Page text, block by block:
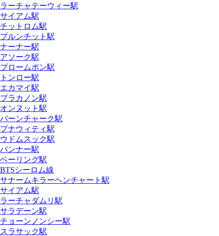
ラーチャテーウィー駅
サイアム駅
チットロム駅
プルンチット駅
ナーナー駅
アソーク駅
プロームポン駅
トンロー駅
エカマイ駅
プラカノン駅
オンヌット駅
バーンチャーク駅
プナウィティ駅
ウドムスック駅
バンナー駅
ベーリング駅
BTSシーロム線
サナームキラーヘンチャート駅
サイアム駅
ラーチャダムリ駅
サラデーン駅
チョーンノンシー駅
スラサック駅